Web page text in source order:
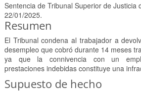
Sentencia de Tribunal Superior de Justicia
22/01/2025.
Resumen
El Tribunal condena al trabajador a
desempleo que cobró durante 14 meses
ya que la connivencia con un
prestaciones indebidas constituye una
Supuesto de hecho